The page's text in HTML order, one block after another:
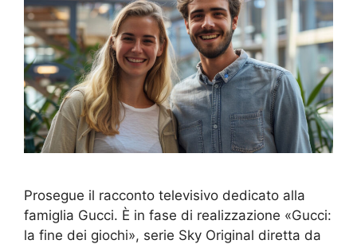
Prosegue il racconto televisivo dedicato alla
famiglia Gucci. È in fase di realizzazione «Gucci:
la fine dei giochi», serie Sky Original diretta da